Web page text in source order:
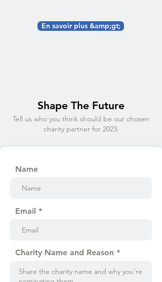
En savoir plus &amp;gt;
Shape The Future
Tell us who you think should be our chosen
charity partner for 2023.
Name
Email
Charity Name and Reason